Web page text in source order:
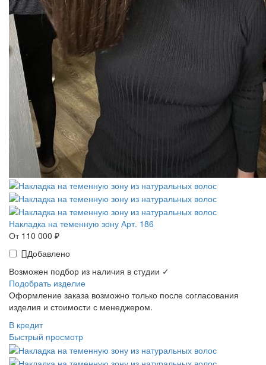
Накладка на теменную зону Арт. 186
От 110 000 ₽
Добавлено
Возможен подбор из наличия в студии ✓
Подобрать изделие
Оформление заказа возможно только после согласования
изделия и стоимости с менеджером.
В кредит
Быстрый просмотр